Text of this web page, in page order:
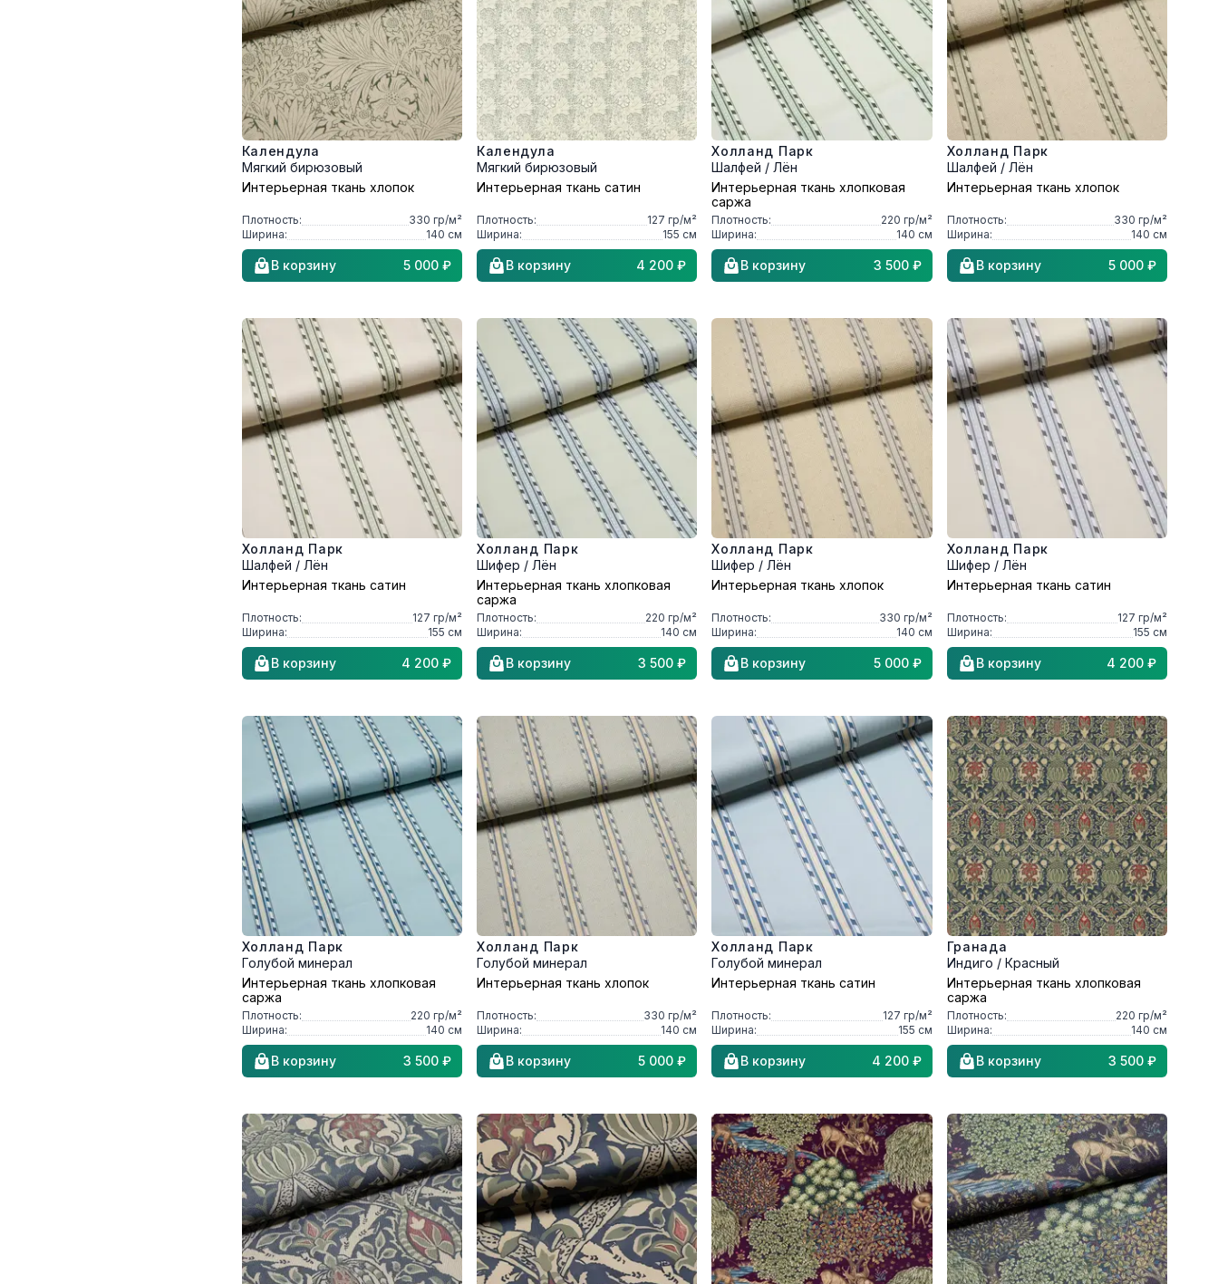
Календула
Мягкий бирюзовый
Интерьерная ткань хлопок
Плотность: 330 гр/м²
Ширина:
140 см
В корзину 5 000 ₽
Календула
Мягкий бирюзовый
Интерьерная ткань сатин
Плотность: 127 гр/м²
Ширина:
155 см
В корзину 4 200 ₽
Холланд Парк
Шалфей / Лён
Интерьерная ткань хлопковая
саржа
Плотность: 220 гр/м²
Ширина:
140 см
В корзину 3 500 ₽
Холланд Парк
Шалфей / Лён
Интерьерная ткань хлопок
Плотность: 330 гр/м²
Ширина:
140 см
В корзину 5 000 ₽
Холланд Парк
Шалфей / Лён
Интерьерная ткань сатин
Плотность: 127 гр/м²
Ширина:
155 см
В корзину 4 200 ₽
Холланд Парк
Шифер / Лён
Интерьерная ткань хлопковая
саржа
Плотность: 220 гр/м²
Ширина:
140 см
В корзину 3 500 ₽
Холланд Парк
Шифер / Лён
Интерьерная ткань хлопок
Плотность: 330 гр/м²
Ширина:
140 см
В корзину 5 000 ₽
Холланд Парк
Шифер / Лён
Интерьерная ткань сатин
Плотность: 127 гр/м²
Ширина:
155 см
В корзину 4 200 ₽
Холланд Парк
Голубой минерал
Интерьерная ткань хлопковая
саржа
Плотность: 220 гр/м²
Ширина:
140 см
В корзину 3 500 ₽
Холланд Парк
Голубой минерал
Интерьерная ткань хлопок
Плотность: 330 гр/м²
Ширина:
140 см
В корзину 5 000 ₽
Холланд Парк
Голубой минерал
Интерьерная ткань сатин
Плотность: 127 гр/м²
Ширина:
155 см
В корзину 4 200 ₽
Гранада
Индиго / Красный
Интерьерная ткань хлопковая
саржа
Плотность: 220 гр/м²
Ширина:
140 см
В корзину 3 500 ₽